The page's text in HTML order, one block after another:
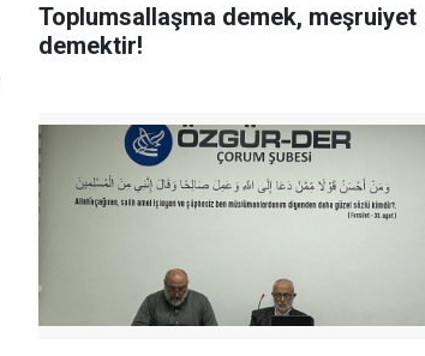
Toplumsallaşma demek, meşruiyet
demektir!